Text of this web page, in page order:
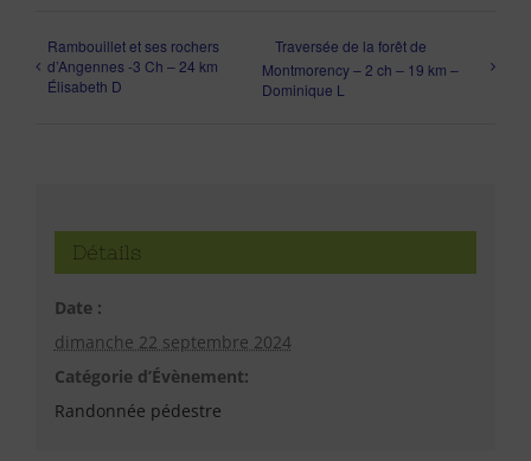
Rambouillet et ses rochers
d’Angennes -3 Ch – 24 km
Élisabeth D
Traversée de la forêt de
Montmorency – 2 ch – 19 km –
Dominique L
Détails
Date :
dimanche 22 septembre 2024
Catégorie d’Évènement:
Randonnée pédestre